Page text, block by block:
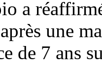
a
une
de 7 ans